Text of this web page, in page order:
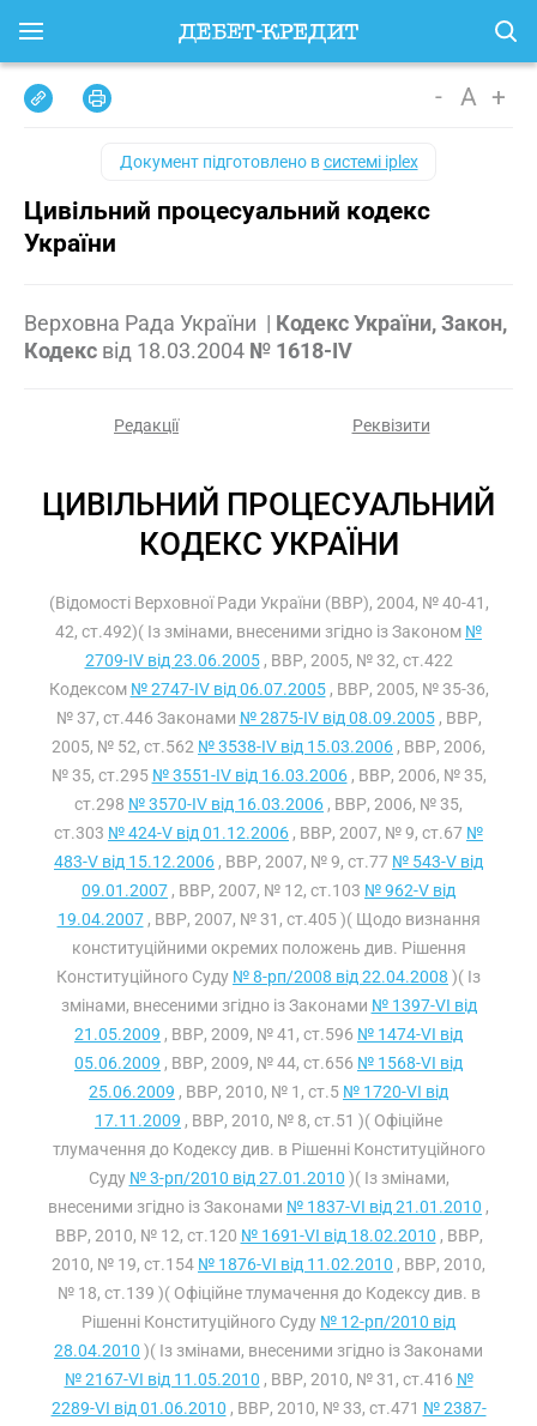
- A +
Документ підготовлено всистемі iplex
Цивільний процесуальний кодекс
України
Верховна Рада України | Кодекс України, Закон,
Кодекс від 18.03.2004 № 1618-IV
Редакції Реквізити
ЦИВІЛЬНИЙ ПРОЦЕСУАЛЬНИЙ
КОДЕКС УКРАЇНИ
(Відомості Верховної Ради України (ВВР), 2004, № 40-41,
42, ст.492)( Із змінами, внесеними згідно із Законом №
2709-IV від 23.06.2005, ВВР, 2005, № 32, ст.422
Кодексом № 2747-IV від 06.07.2005, ВВР, 2005, № 35-36,
№ 37, ст.446 Законами № 2875-IV від 08.09.2005, ВВР,
2005, № 52, ст.562 № 3538-IV від 15.03.2006 , ВВР, 2006,
№ 35, ст.295 № 3551-IV від 16.03.2006, ВВР, 2006, № 35,
ст.298 № 3570-IV від 16.03.2006 , ВВР, 2006, № 35,
ст.303 № 424-V від 01.12.2006 , ВВР, 2007, № 9, ст.67 №
483-V від 15.12.2006 , ВВР, 2007, № 9, ст.77 № 543-V від
09.01.2007 , ВВР, 2007, № 12, ст.103 № 962-V від
19.04.2007, ВВР, 2007, № 31, ст.405 )( Щодо визнання
конституційними окремих положень див. Рішення
Конституційного Суду № 8-рп/2008 від 22.04.2008 )( Із
змінами, внесеними згідно із Законами № 1397-VI від
21.05.2009 , ВВР, 2009, № 41, ст.596 № 1474-VI від
05.06.2009 , ВВР, 2009, № 44, ст.656 № 1568-VI від
25.06.2009 , ВВР, 2010, № 1, ст.5 № 1720-VI від
17.11.2009 , ВВР, 2010, № 8, ст.51 )( Офіційне
тлумачення до Кодексу див. в Рішенні Конституційного
Суду № 3-рп/2010 від 27.01.2010 )( Із змінами,
внесеними згідно із Законами № 1837-VI від 21.01.2010 ,
ВВР, 2010, № 12, ст.120 № 1691-VI від 18.02.2010 , ВВР,
2010, № 19, ст.154 № 1876-VI від 11.02.2010 , ВВР, 2010,
№ 18, ст.139 )( Офіційне тлумачення до Кодексу див. в
Рішенні Конституційного Суду № 12-рп/2010 від
28.04.2010 )( Із змінами, внесеними згідно із Законами
№ 2167-VI від 11.05.2010 , ВВР, 2010, № 31, ст.416 №
2289-VI від 01.06.2010 , ВВР, 2010, № 33, ст.471 № 2387-